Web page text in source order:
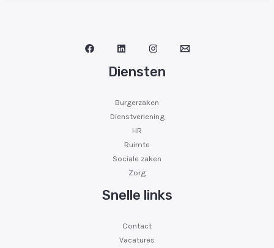
Diensten
Burgerzaken
Dienstverlening
HR
Ruimte
Sociale zaken
Zorg
Snelle links
Contact
Vacatures